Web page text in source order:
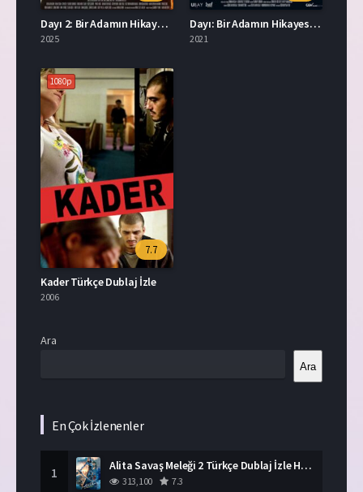
Dayı 2: Bir Adamın Hikayesi Full İzle
2025
Dayı: Bir Adamın Hikayesi Full İzle
2021
1080p
7.7
Kader Türkçe Dublaj İzle
2006
Ara
Ara
En Çok İzlenenler
1 Alita Savaş Meleği 2 Türkçe Dublaj İzle HD Film
313,100 7.3